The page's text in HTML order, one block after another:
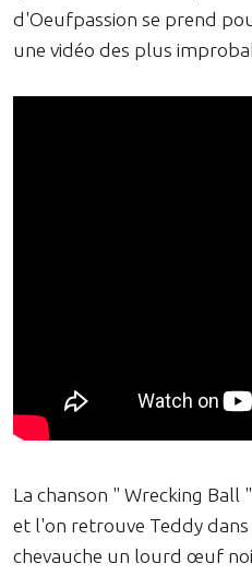
d'Oeufpassion se prend
une vidéo des plus
La chanson " Wrecking Ball
et l'on retrouve Teddy
chevauche un lourd œuf